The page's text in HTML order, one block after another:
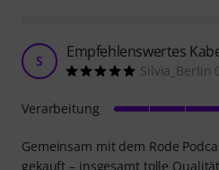
S Empfehlenswertes
Silvia_Berlin
Gemeinsam mit dem Rode
gekauft – insgesamt tolle
Verarbeitung